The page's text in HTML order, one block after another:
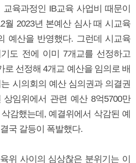
육과정인 IB교육 사업비 때문이
월 2023년 본예산 심사 때 시교육
예산을 반영했다. 그런데 시교육
도 전에 이미 7개교를 선정하고
로 선정해 4개교 예산을 임의로 배
시의회의 예산 심의권과 의결권
임위에서 관련 예산 8억5700만
감했는데, 예결위에서 삭감된 예
국 갈등이 폭발했다.
위 사이의 심상찮은 분위기는 이